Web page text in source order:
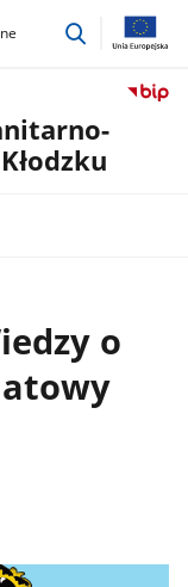
przejdź
o